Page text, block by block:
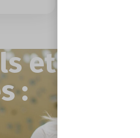
et
: